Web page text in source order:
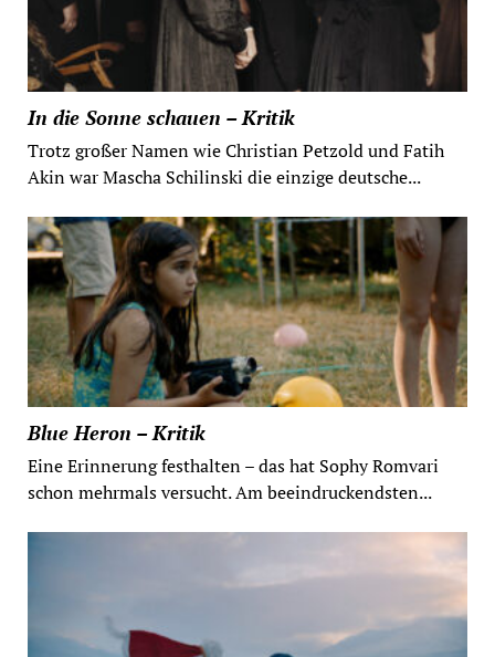
In die Sonne schauen – Kritik
Trotz großer Namen wie Christian Petzold und Fatih
Akin war Mascha Schilinski die einzige deutsche...
Blue Heron – Kritik
Eine Erinnerung festhalten – das hat Sophy Romvari
schon mehrmals versucht. Am beeindruckendsten...